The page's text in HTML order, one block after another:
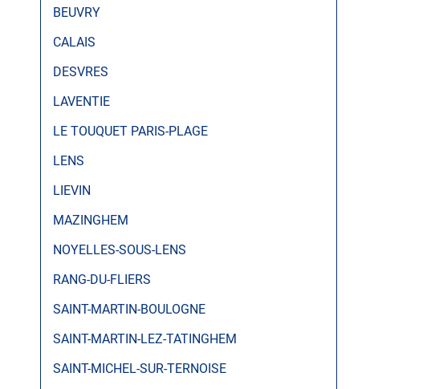
BEUVRY
CALAIS
DESVRES
LAVENTIE
LE TOUQUET PARIS-PLAGE
LENS
LIEVIN
MAZINGHEM
NOYELLES-SOUS-LENS
RANG-DU-FLIERS
SAINT-MARTIN-BOULOGNE
SAINT-MARTIN-LEZ-TATINGHEM
SAINT-MICHEL-SUR-TERNOISE